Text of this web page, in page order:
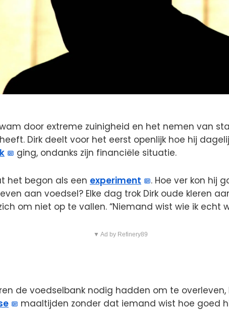
door extreme zuinigheid en het nemen van
Dirk deelt voor het eerst openlijk hoe hij
ging, ondanks zijn financiële situatie.
het begon als een experiment
. Hoe ver kon hij
aan voedsel? Elke dag trok Dirk oude kleren
om niet op te vallen. “Niemand wist wie ik echt
▼ Ad by Refinery89
de voedselbank nodig hadden om te
maaltijden zonder dat iemand wist hoe goed